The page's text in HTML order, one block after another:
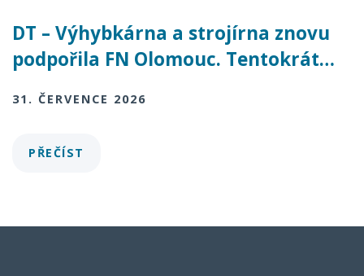
DT – Výhybkárna a strojírna znovu
podpořila FN Olomouc. Tentokrát…
31. ČERVENCE 2026
PŘEČÍST